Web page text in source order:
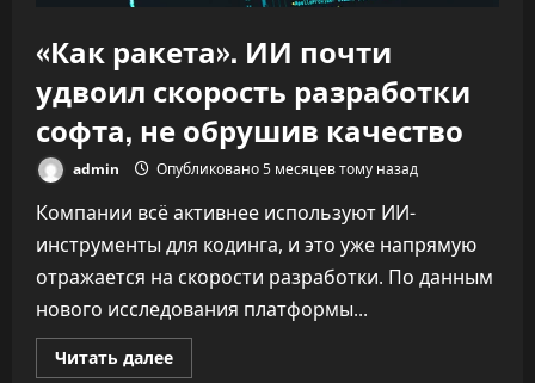
«Как ракета». ИИ почти
удвоил скорость разработки
софта, не обрушив качество
admin Опубликовано 5 месяцев тому назад
Компании всё активнее используют ИИ-
инструменты для кодинга, и это уже напрямую
отражается на скорости разработки. По данным
нового исследования платформы...
Читать далееПрочитать
больше